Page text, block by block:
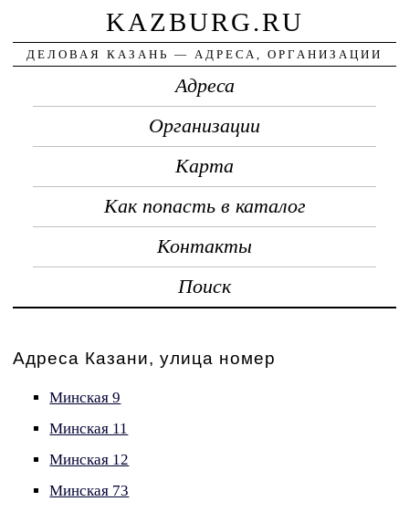
KAZBURG.RU
ДЕЛОВАЯ КАЗАНЬ — АДРЕСА, ОРГАНИЗАЦИИ
Адреса
Организации
Карта
Как попасть в каталог
Контакты
Поиск
Адреса Казани, улица номер
Минская 9
Минская 11
Минская 12
Минская 73